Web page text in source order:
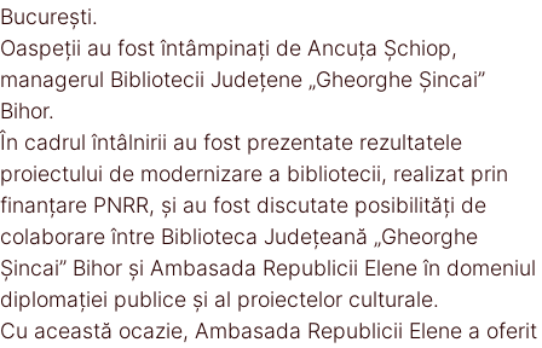
București.
Oaspeții au fost întâmpinați de Ancuța Șchiop,
managerul Bibliotecii Județene „Gheorghe Șincai”
Bihor.
În cadrul întâlnirii au fost prezentate rezultatele
proiectului de modernizare a bibliotecii, realizat prin
finanțare PNRR, și au fost discutate posibilități de
colaborare între Biblioteca Județeană „Gheorghe
Șincai” Bihor și Ambasada Republicii Elene în domeniul
diplomației publice și al proiectelor culturale.
Cu această ocazie, Ambasada Republicii Elene a oferit